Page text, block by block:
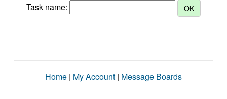
Task name:
Home | My Account | Message Boards